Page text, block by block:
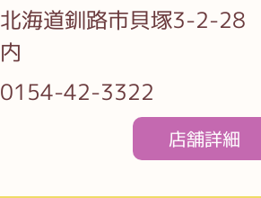
北海道釧路市貝塚3-2-28
内
0154-42-3322
店舗詳細